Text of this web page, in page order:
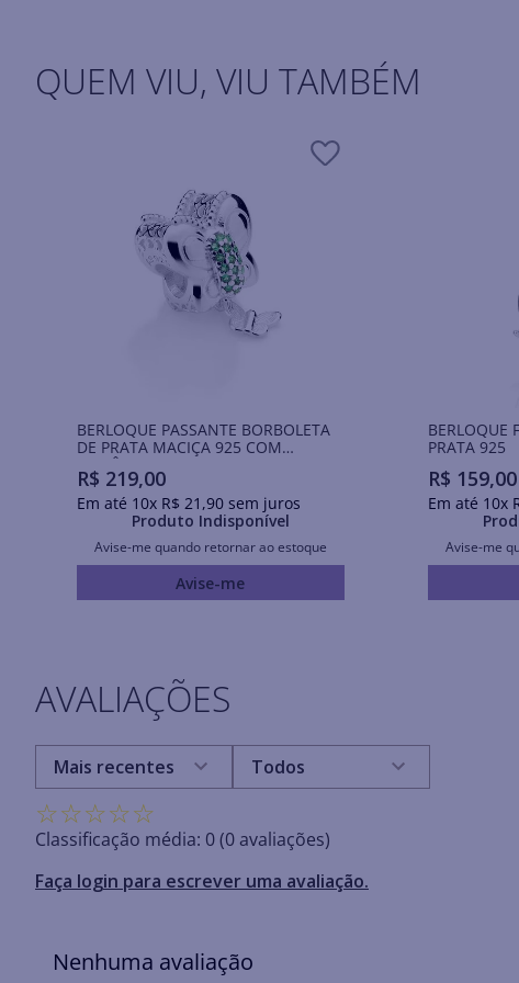
QUEM VIU, VIU TAMBÉM
BERLOQUE PASSANTE BORBOLETA
DE PRATA MACIÇA 925 COM
ZIRCÔNIAS
R$ 219,00
Em até 10x R$ 21 ,90sem juros
Produto Indisponível
Avise-me quando retornar ao estoque
Avise-me
BERLOQUE
PRATA 925
R$ 159,00
Em até 10x
Avise-me
AVALIAÇÕES
☆☆☆☆☆
Classificação média: 0(0 avaliações)
Faça login para escrever uma avaliação.
Mais recentes Todos
Nenhuma avaliação